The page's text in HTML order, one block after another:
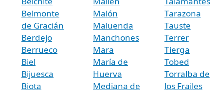
Belmonte
de Gracián
Berdejo
Berrueco
Biel
Bijuesca
Biota
Malón
Maluenda
Manchones
Mara
María de
Huerva
Mediana de
Tarazona
Tauste
Terrer
Tierga
Tobed
Torralba de
los Frailes